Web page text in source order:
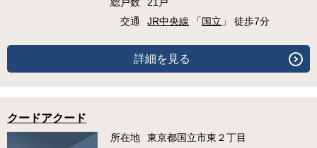
交通
JR中央線 「 国立 」 徒歩7分
詳細を見る
クードアクード
所在地 東京都国立市東２丁目